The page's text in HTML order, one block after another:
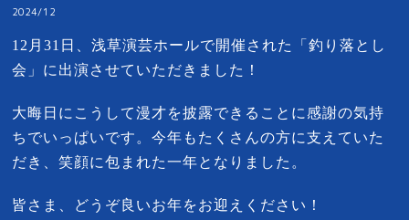
2024/12
12月31日、浅草演芸ホールで開催された「釣り落とし
会」に出演させていただきました！
大晦日にこうして漫才を披露できることに感謝の気持
ちでいっぱいです。今年もたくさんの方に支えていた
だき、笑顔に包まれた一年となりました。
皆さま、どうぞ良いお年をお迎えください！